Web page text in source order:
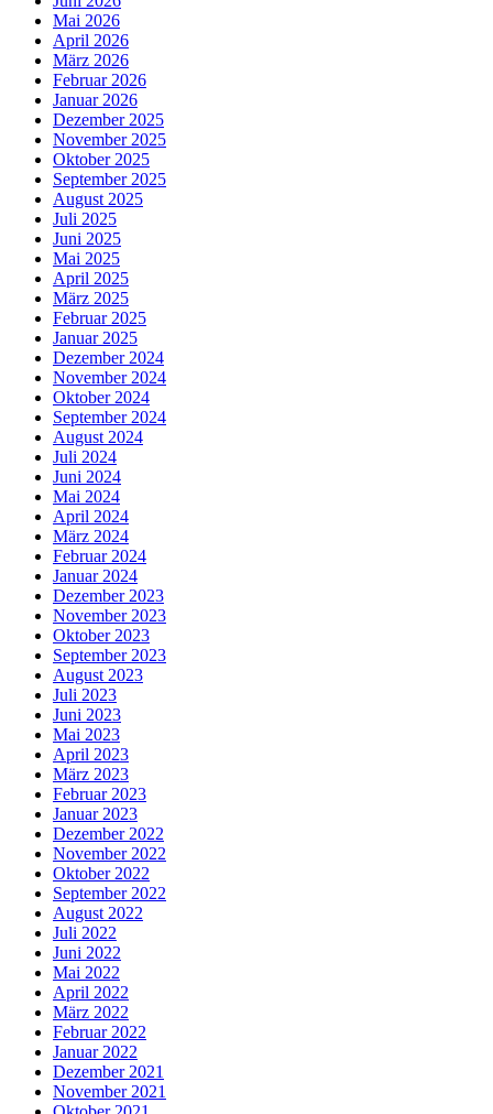
Mai 2026
April 2026
März 2026
Februar 2026
Januar 2026
Dezember 2025
November 2025
Oktober 2025
September 2025
August 2025
Juli 2025
Juni 2025
Mai 2025
April 2025
März 2025
Februar 2025
Januar 2025
Dezember 2024
November 2024
Oktober 2024
September 2024
August 2024
Juli 2024
Juni 2024
Mai 2024
April 2024
März 2024
Februar 2024
Januar 2024
Dezember 2023
November 2023
Oktober 2023
September 2023
August 2023
Juli 2023
Juni 2023
Mai 2023
April 2023
März 2023
Februar 2023
Januar 2023
Dezember 2022
November 2022
Oktober 2022
September 2022
August 2022
Juli 2022
Juni 2022
Mai 2022
April 2022
März 2022
Februar 2022
Januar 2022
Dezember 2021
November 2021